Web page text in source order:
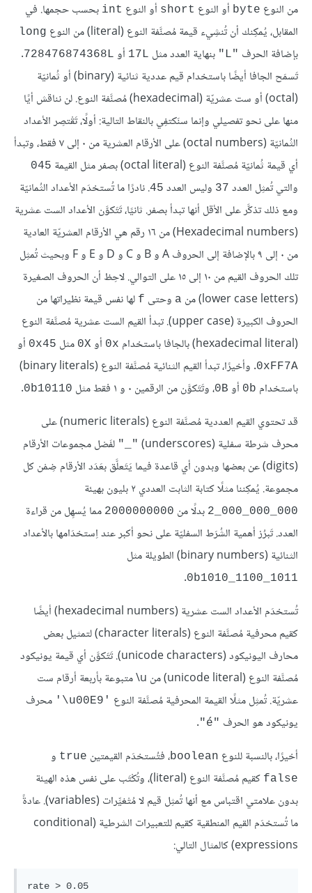
من النوع byte أو النوع short أو النوع int بحسب حجمها. في
المقابل، يُمكِنك أن تُنشِيء قيمة مُصنَّفة النوع (literal) من النوع
long
بإضافة الحرف "L" بنهاية العدد مثل 17L أو 728476874368L
.
تَسمَح الجافا أيضًا باستخدام قيم عددية ثنائية (binary) أو ثُمانيّة
(octal) أو ست عشريّة (hexadecimal) مُصنَّفة النوع. لن نناقش أيًا
منها على نحو تفصيلي وإنما سنَكتفِي بالنقاط التالية: أولًا، تَقْتصِر الأعداد
الثُمانيّة (octal numbers) على الأرقام العشرية من ٠ إلى ٧ فقط، وتبدأ
أي قيمة ثُمانيّة مُصنَّفة النوع (octal literal) بصفر مثل القيمة
045
والتي تُمثِل العدد 37 وليس العدد 45. نادرًا ما تُستخدَم الأعداد الثُمانيّة
ومع ذلك تذكَّر على الأقل أنها تبدأ بصفر. ثانيًا، تَتَكوَّن الأعداد الست عشرية
(Hexadecimal numbers) من ‏١٦ رقم هي الأرقام العشريّة العادية
من ٠ إلى ٩ بالإضافة إلى الحروف A و B و C و D و E و F وبحيث تُمثِل
تلك الحروف القيم من ١٠ إلى ١٥ على التوالي. لاحِظ أن الحروف الصغيرة
(lower case letters) من
a وحتى f لها نفس قيمة نظيراتها من
الحروف الكبيرة (upper case). تبدأ القيم الست عشرية مُصنَّفة النوع
(hexadecimal literal) بالجافا باستخدام
0x أو 0X مثل 0x45 أو
0xFF7A
. وأخيرًا، تبدأ القيم الثنائية مُصنَّفة النوع (binary literals)
باستخدام 0b أو 0B، وتَتَكوَّن من الرقمين ٠ و ١ فقط مثل 0b10110
.
قد تحتوي القيم العددية مُصنَّفة النوع (numeric literals) على
محرف شرطة سفلية (underscores)
"_" لفَصْل مجموعات الأرقام
(digits) عن بعضها وبدون أي قاعدة فيما يَتَعلَّق بعَدَد الأرقام ضِمْن كل
مجموعة. يُمكِننا مثلًا كتابة الثابت العددي ٢ بليون بهيئة
2_000_000_000 بدلًا من 2000000000 مما يُسهِل من قراءة
العدد. تَبرُز أهمية الشُرَط السفليّة على نحو أكبر عند اِستخدَامها بالأعداد
الثنائية (binary numbers) الطويلة مثل
0b1010_1100_1011
.
تُستخدَم الأعداد الست عشرية (hexadecimal numbers) أيضًا
كقيم محرفية مُصنَّفة النوع (character literals) لتمثيل بعض
محارف اليونيكود (unicode characters). تَتَكوَّن أي قيمة يونيكود
مُصنَّفة النوع (unicode literal) من ‎\u متبوعة بأربعة أرقام ست
عشريّة. تُمثِل مثلًا القيمة المحرفية مُصنَّفة النوع '‎\u00E9'
محرف
يونيكود هو الحرف "é"
.
أخيرًا، بالنسبة للنوع boolean، فتُستخدَم القيمتين true و
false
كقيم مُصنَّفة النوع (literal)، وتُكْتَب على نفس هذه الهيئة
بدون علامتي اقتباس مع أنها تُمثِل قيم لا مُتْغيِّرات (variables). عادةً
ما تُستخدَم القيم المنطقية كقيم للتعبيرات الشرطية (conditional
expressions) كالمثال التالي: